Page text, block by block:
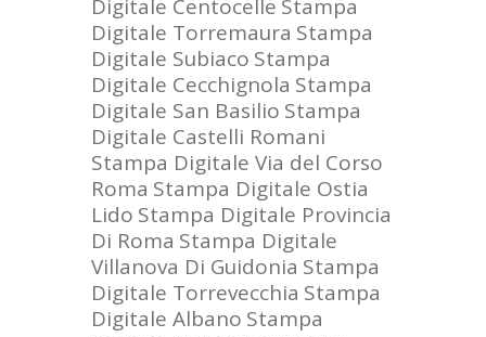
Digitale Centocelle Stampa
Digitale Torremaura Stampa
Digitale Subiaco Stampa
Digitale Cecchignola Stampa
Digitale San Basilio Stampa
Digitale Castelli Romani
Stampa Digitale Via del Corso
Roma Stampa Digitale Ostia
Lido Stampa Digitale Provincia
Di Roma Stampa Digitale
Villanova Di Guidonia Stampa
Digitale Torrevecchia Stampa
Digitale Albano Stampa